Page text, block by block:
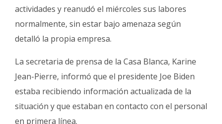
actividades y reanudó el miércoles sus labores
normalmente, sin estar bajo amenaza según
detalló la propia empresa.
La secretaria de prensa de la Casa Blanca, Karine
Jean-Pierre, informó que el presidente Joe Biden
estaba recibiendo información actualizada de la
situación y que estaban en contacto con el personal
en primera línea.